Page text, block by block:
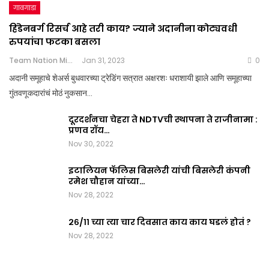
गावगाडा
हिंडेनबर्ग रिसर्च आहे तरी काय? ज्याने अदानीना कोट्यवधी
रुपयांचा फटका बसला
Team Nation Mic Jan 31, 2023 0
अदानी समूहाचे शेअर्स बुधवारच्या ट्रेडिंग सत्रात अक्षरशः धराशायी झाले आणि समूहाच्या
गुंतवणूकदारांचं मोठं नुकसान…
दूरदर्शनचा चेहरा ते NDTVची स्थापना ते राजीनामा :
प्रणव रॉय…
Nov 30, 2022
इटालियन फॅलिस बिसलेरी यांची बिसलेरी कंपनी
रमेश चौहान यांच्या…
Nov 28, 2022
२६/११ च्या त्या चार दिवसात काय काय घडलं होतं ?
Nov 28, 2022